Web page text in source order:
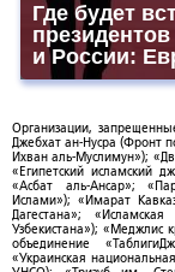
Где будет
и России:
Организации,
Джебхат ан-Нусра (Фронт
Ихван аль-Муслимун»);
«Египетский исламский
«Асбат аль-Ансар»;
Ислами»); «Имарат
Дагестана»;
Узбекистана»); «Меджлис
объединение
«Украинская